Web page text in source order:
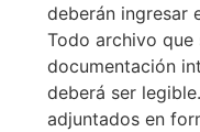
deberán ingresar
Todo archivo que
documentación
deberá ser
adjuntados en